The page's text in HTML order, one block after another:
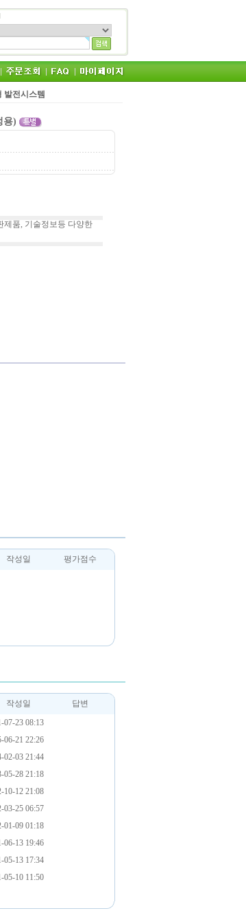
발전시스템
용)
제품, 기술정보등 다양한
작성일 평가점수
작성일
답변
07-23 08:13
06-21 22:26
02-03 21:44
05-28 21:18
10-12 21:08
03-25 06:57
01-09 01:18
06-13 19:46
05-13 17:34
05-10 11:50